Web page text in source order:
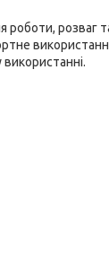
розваг